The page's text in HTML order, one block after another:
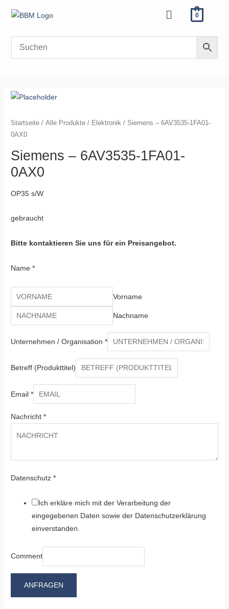
Inhalt
Menü 0
Startseite /Alle Produkte / Elektronik / Siemens – 6AV3535-1FA01-
0AX0
Siemens – 6AV3535-1FA01-
0AX0
OP35 s/W
gebraucht
Bitte kontaktieren Sie uns für ein Preisangebot.
Name*
Vorname
Nachname
Unternehmen / Organisation*
Betreff (Produkttitel)
Email*
Nachricht*
Datenschutz*
Ich erkläre mich mit der Verarbeitung der
eingegebenen Daten sowie der Datenschutzerklärung
einverstanden.
Comment
ANFRAGEN
Siemens
6AV3535-
1FA01-
Menge